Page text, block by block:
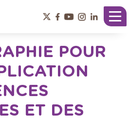
POUR
ET DES